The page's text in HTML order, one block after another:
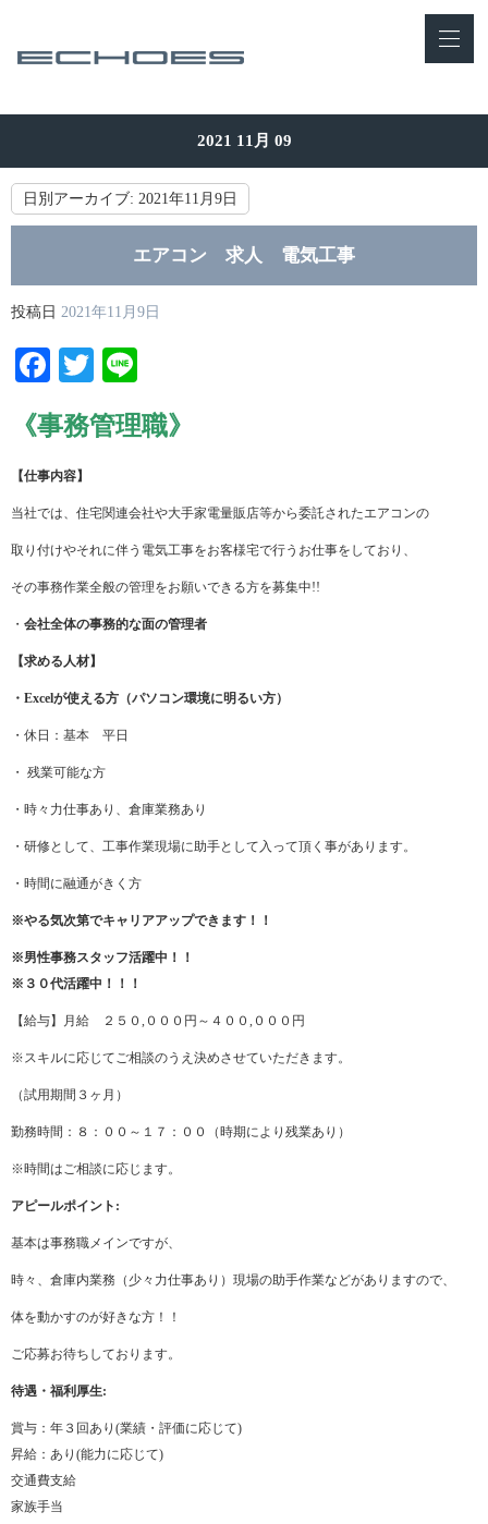
2021 11月 09
日別アーカイブ: 2021年11月9日
エアコン 求人 電気工事
投稿日 2021年11月9日
Facebook
Twitter
《事務管理職》
【仕事内容】
当社では、住宅関連会社や大手家電量販店等から委託されたエアコンの
取り付けやそれに伴う電気工事をお客様宅で行うお仕事をしており、
その事務作業全般の管理をお願いできる方を募集中!!
・ 会社全体の事務的な面の管理者
【求める人材】
・Excelが使える方（パソコン環境に明るい方）
・休日：基本 平日
・ 残業可能な方
・時々力仕事あり、倉庫業務あり
・研修として、工事作業現場に助手として入って頂く事があります。
・時間に融通がきく方
※やる気次第でキャリアアップできます！！
※男性事務スタッフ活躍中！！
※３０代活躍中！！！
【給与】月給 ２５０,０００円～４００,０００円
※スキルに応じてご相談のうえ決めさせていただきます。
（試用期間３ヶ月）
勤務時間：８：００～１７：００（時期により残業あり）
※時間はご相談に応じます。
アピールポイント:
基本は事務職メインですが、
時々、倉庫内業務（少々力仕事あり）現場の助手作業などがありますので、
体を動かすのが好きな方！！
ご応募お待ちしております。
待遇・福利厚生:
賞与：年３回あり(業績・評価に応じて)
昇給：あり(能力に応じて)
交通費支給
家族手当